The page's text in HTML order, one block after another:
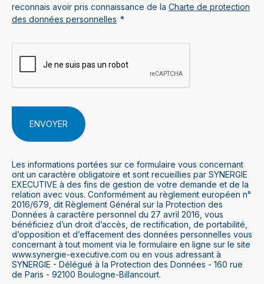
reconnais avoir pris connaissance de la Charte de protection
des données personnelles
Les informations portées sur ce formulaire vous concernant
ont un caractère obligatoire et sont recueillies par SYNERGIE
EXECUTIVE à des fins de gestion de votre demande et de la
relation avec vous. Conformément au règlement européen n°
2016/679, dit Règlement Général sur la Protection des
Données à caractère personnel du 27 avril 2016, vous
bénéficiez d’un droit d’accès, de rectification, de portabilité,
d’opposition et d’effacement des données personnelles vous
concernant à tout moment via le formulaire en ligne sur le site
www.synergie-executive.com ou en vous adressant à
SYNERGIE - Délégué à la Protection des Données - 160 rue
de Paris - 92100 Boulogne-Billancourt.